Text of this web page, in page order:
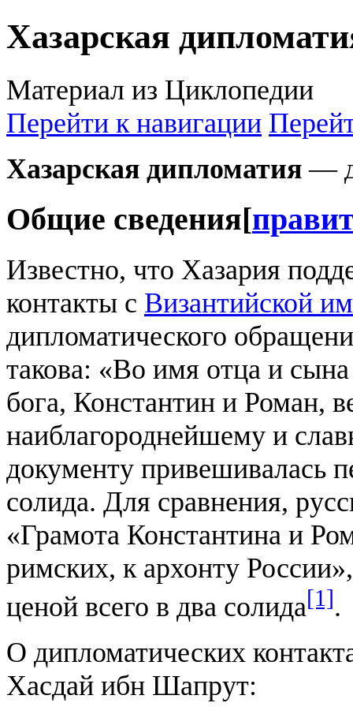
Хазарская
Материал из Циклопедии
Перейти к навигации
Хазарская дипломатия —
Общие сведения[
Известно, что Хазария
контакты с Византийской
дипломатического
такова: «Во имя отца и
бога, Константин и Роман,
наиблагороднейшему и
документу привешивалась
солида. Для сравнения,
«Грамота Константина и
римских, к архонту
ценой всего в два солида[1].
О дипломатических
Хасдай ибн Шапрут: